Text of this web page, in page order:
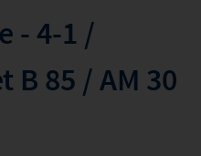
- 4-1 /
B 85 / AM 30